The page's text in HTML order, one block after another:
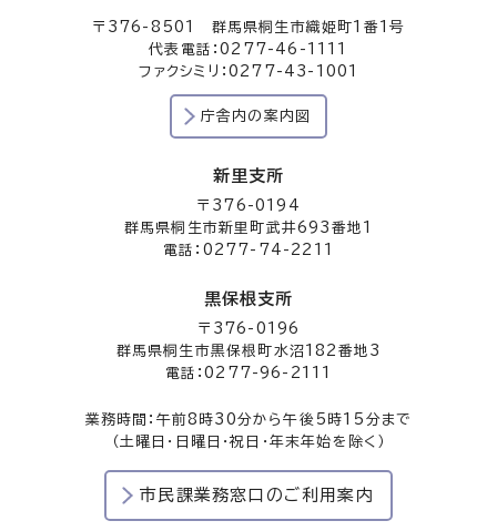
〒376-8501 群馬県桐生市織姫町1番1号
代表電話：0277-46-1111
ファクシミリ：0277-43-1001
庁舎内の案内図
新里支所
〒376-0194
群馬県桐生市新里町武井693番地1
電話：0277-74-2211
黒保根支所
〒376-0196
群馬県桐生市黒保根町水沼182番地3
電話：0277-96-2111
業務時間：午前8時30分から午後5時15分まで
（土曜日・日曜日・祝日・年末年始を除く）
市民課業務窓口のご利用案内